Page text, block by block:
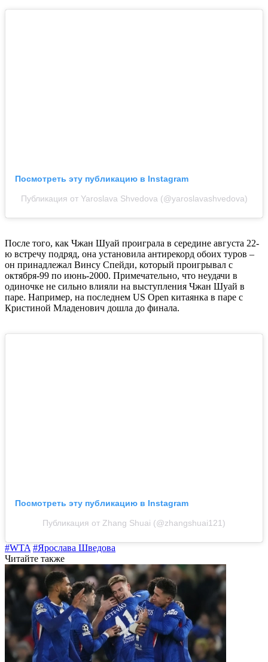
Посмотреть эту публикацию в Instagram
Публикация от Yaroslava Shvedova (@yaroslavashvedova)
После того, как Чжан Шуай проиграла в середине августа 22-
ю встречу подряд, она установила антирекорд обоих туров –
он принадлежал Винсу Спейди, который проигрывал с
октября-99 по июнь-2000. Примечательно, что неудачи в
одиночке не сильно влияли на выступления Чжан Шуай в
паре. Например, на последнем US Open китаянка в паре с
Кристиной Младенович дошла до финала.
Посмотреть эту публикацию в Instagram
Публикация от Zhang Shuai (@zhangshuai121)
#WTA #Ярослава Шведова
Читайте также